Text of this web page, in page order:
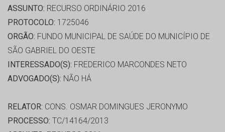
ASSUNTO: RECURSO ORDINÁRIO 2016
PROTOCOLO: 1725046
ORGÃO: FUNDO MUNICIPAL DE SAÚDE DO MUNICÍPIO DE
SÃO GABRIEL DO OESTE
INTERESSADO(S): FREDERICO MARCONDES NETO
ADVOGADO(S): NÃO HÁ
RELATOR: CONS. OSMAR DOMINGUES JERONYMO
PROCESSO: TC/14164/2013